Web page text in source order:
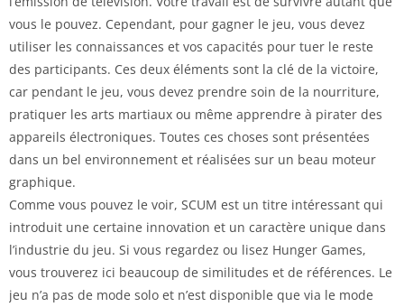
vous le pouvez. Cependant, pour gagner le jeu, vous devez
utiliser les connaissances et vos capacités pour tuer le reste
des participants. Ces deux éléments sont la clé de la victoire,
car pendant le jeu, vous devez prendre soin de la nourriture,
pratiquer les arts martiaux ou même apprendre à pirater des
appareils électroniques. Toutes ces choses sont présentées
dans un bel environnement et réalisées sur un beau moteur
graphique.
Comme vous pouvez le voir, SCUM est un titre intéressant qui
introduit une certaine innovation et un caractère unique dans
l’industrie du jeu. Si vous regardez ou lisez Hunger Games,
vous trouverez ici beaucoup de similitudes et de références. Le
jeu n’a pas de mode solo et n’est disponible que via le mode